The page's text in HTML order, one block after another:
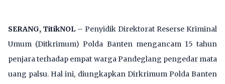
SERANG, TitikNOL – Penyidik Direktorat Reserse Kriminal
Umum (Ditkrimum) Polda Banten mengancam 15 tahun
penjara terhadap empat warga Pandeglang pengedar mata
uang palsu. Hal ini, diungkapkan Dirkrimum Polda Banten